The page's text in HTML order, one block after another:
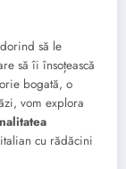
să le
să îi însoțească
bogată, o
vom explora
cu rădăcini